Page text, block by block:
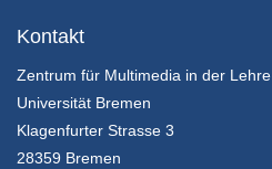
19/06/2018
Kontakt
Zentrum für Multimedia in der Lehre
Universität Bremen
Klagenfurter Strasse 3
28359 Bremen